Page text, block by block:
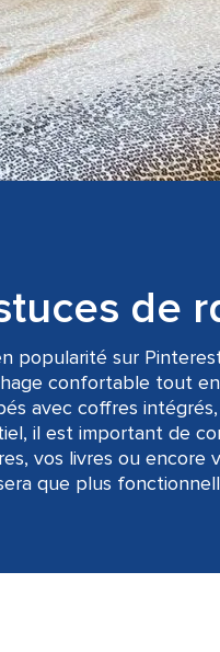
de
popularité sur
confortable tout
avec coffres
il est important de
vos livres ou encore
que plus